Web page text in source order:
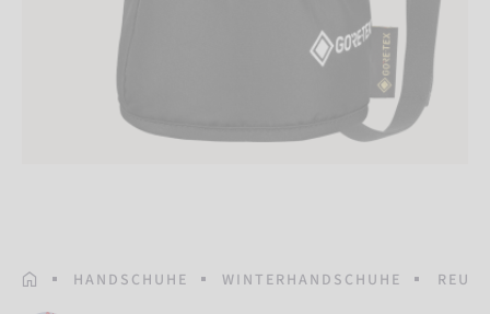
STARTSEITEHANDSCHUHE WINTERHANDSCHUHE